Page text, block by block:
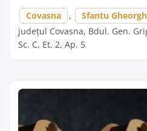
Covasna , Sfantu
județul Covasna, Bdul. Gen.
Sc. C, Et. 2, Ap. 5